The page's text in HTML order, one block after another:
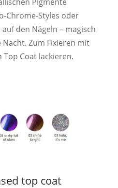
Chrome-Styles oder
den Nägeln – magisch
Zum Fixieren mit
Coat lackieren.
top coat